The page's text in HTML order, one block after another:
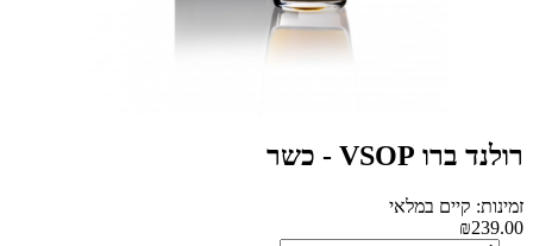
רולנד ברו VSOP - כשר
זמינות: קיים במלאי
₪239.00